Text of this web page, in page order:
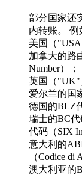
部分国家还
内转账。 例
美国（
加拿大的路
Number）；
英国（"UK"
爱尔兰的国
德国的BLZ
瑞士的BC代
代码（SIX
意大利的
（Codice di
澳大利亚的